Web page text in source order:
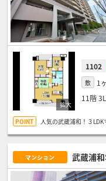
1102
敷 1
11階
人気の武蔵浦和！３LDK
マンション 武蔵浦